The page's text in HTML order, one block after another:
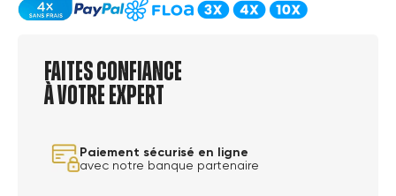
Faites confiance
à votre expert
Paiement sécurisé en ligne
avec notre banque partenaire